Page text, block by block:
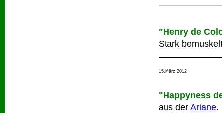
"Henry de
Stark
15.März 2012
"Happyness
aus der Ariane.